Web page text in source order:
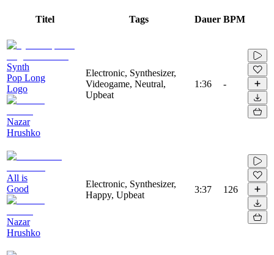
Titel Tags Dauer BPM
Synth
Pop Long
Logo
Nazar
Hrushko
Electronic, Synthesizer,
Videogame, Neutral,
Upbeat
1:36 -
All is
Good
Nazar
Hrushko
Electronic, Synthesizer,
Happy, Upbeat
3:37 126